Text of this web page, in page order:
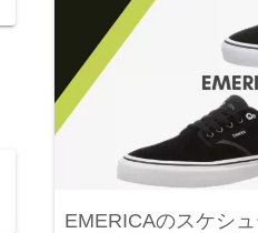
EMERICAのスケシ